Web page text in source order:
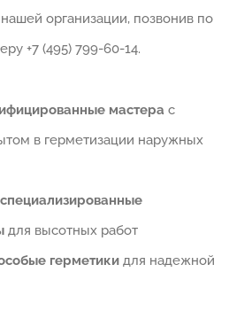
организации, позвонив по
+7 (495) 799-60-14.
мастера с
в герметизации наружных
специализированные
для высотных работ
герметикидля надежной